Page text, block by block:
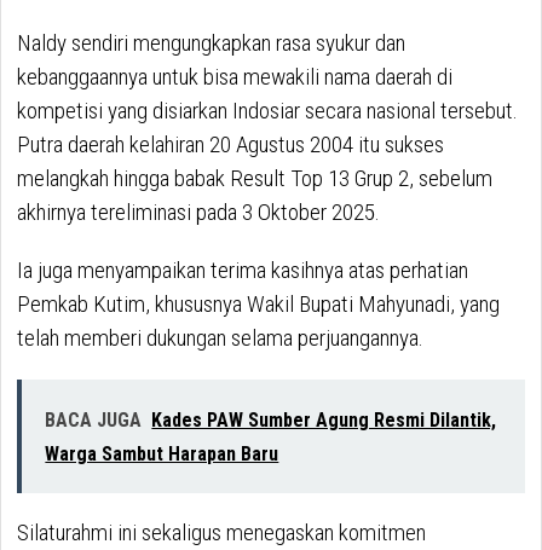
Naldy sendiri mengungkapkan rasa syukur dan
kebanggaannya untuk bisa mewakili nama daerah di
kompetisi yang disiarkan Indosiar secara nasional tersebut.
Putra daerah kelahiran 20 Agustus 2004 itu sukses
melangkah hingga babak Result Top 13 Grup 2, sebelum
akhirnya tereliminasi pada 3 Oktober 2025.
Ia juga menyampaikan terima kasihnya atas perhatian
Pemkab Kutim, khususnya Wakil Bupati Mahyunadi, yang
telah memberi dukungan selama perjuangannya.
BACA JUGA Kades PAW Sumber Agung Resmi Dilantik,
Warga Sambut Harapan Baru
Silaturahmi ini sekaligus menegaskan komitmen